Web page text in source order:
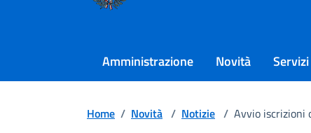
Amministrazione Novità Servizi
Home / Novità / Notizie / Avvio iscrizioni